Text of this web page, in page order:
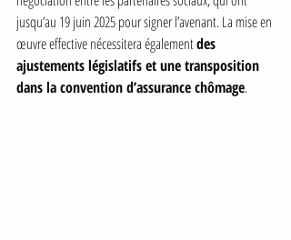
jusqu’au 19 juin 2025 pour signer l’avenant. La mise en
œuvre effective nécessitera également des
ajustements législatifs et une transposition
dans la convention d’assurance chômage.